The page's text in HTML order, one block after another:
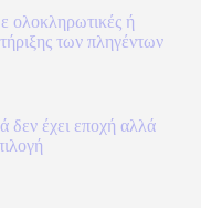
ολοκληρωτικές ή
των πληγέντων
δεν έχει εποχή αλλά